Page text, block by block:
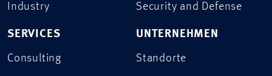
Industry
SERVICES
Consulting
Security and Defense
UNTERNEHMEN
Standorte